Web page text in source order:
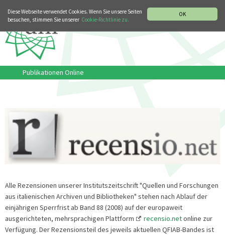
OK
Diese Webseite verwendet Cookies. Wenn Sie unsere Seiten
besuchen, stimmen Sie unserer Cookie-Richtlinie zu.
Publikationen Online
Alle Rezensionen unserer Institutszeitschrift "Quellen und Forschungen
aus italienischen Archiven und Bibliotheken" stehen nach Ablauf der
einjährigen Sperrfrist ab Band 88 (2008) auf der europaweit
ausgerichteten, mehrsprachigen Plattform
recensio.netonline zur
Verfügung. Der Rezensionsteil des jeweils aktuellen QFIAB-Bandes ist